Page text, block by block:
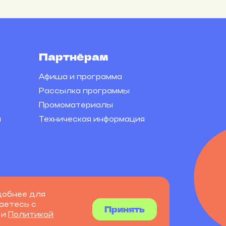
Партнёрам
Афиша и программа
Рассылка программы
Промоматериалы
Техническая информация
для
с
и Политикой
Принять